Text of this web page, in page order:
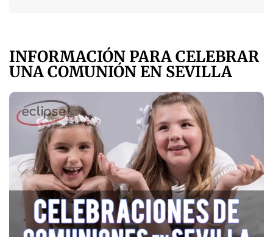
INFORMACIÓN PARA CELEBRAR
UNA COMUNIÓN EN SEVILLA